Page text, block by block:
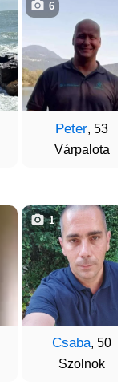
Peter, 53
Várpalota
6
Csaba, 50
Szolnok
1